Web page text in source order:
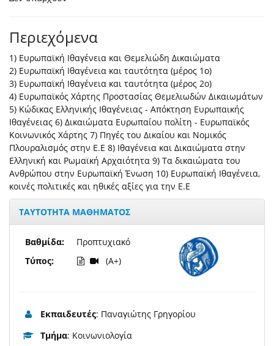
Περιεχόμενα
1) Ευρωπαϊκή Ιθαγένεια και Θεμελιώδη Δικαιώματα
2) Ευρωπαϊκή Ιθαγένεια και ταυτότητα (μέρος 1ο)
3) Ευρωπαϊκή Ιθαγένεια​ και ταυτότητα (μέρος 2ο)
4) Ευρωπαϊκός Χάρτης Προστασίας Θεμελιωδών Δικαιωμάτων
5) Κώδικας Ελληνικής Ιθαγένειας - Απόκτηση Ευρωπαικής
Ιθαγένειας 6) Δικαιώματα Ευρωπαίου πολίτη - Ευρωπαϊκός
Κοινωνικός Χάρτης 7) Πηγές του Δικαίου και Νομικός
Πλουραλισμός στην Ε.Ε 8) Ιθαγένεια και Δικαιώματα στην
Ελληνική και Ρωμαϊκή Αρχαιότητα 9) Τα δικαιώματα του
Ανθρώπου στην Ευρωπαϊκή Ένωση 10) Ευρωπαϊκή Ιθαγένεια​,
κοινές πολιτικές και ηθικές αξίες για την Ε.Ε
ΤΑΥΤΟΤΗΤΑ ΜΑΘΗΜΑΤΟΣ
Βαθμίδα:
Τύπος:
Προπτυχιακό
(A+)
Εκπαιδευτές: Παναγιώτης Γρηγορίου
Τμήμα: Κοινωνιολογία